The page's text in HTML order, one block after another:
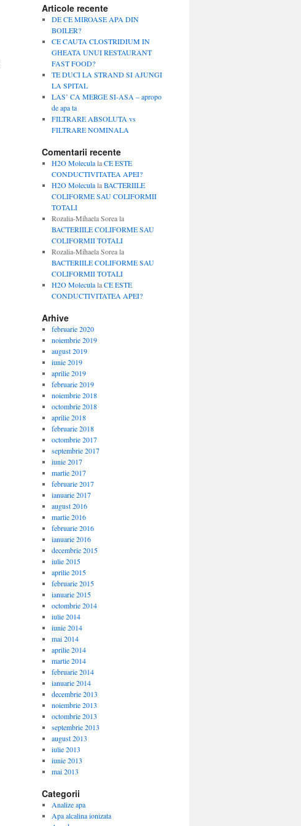
Articole recente
DE CE MIROASE APA DIN
BOILER?
CE CAUTA CLOSTRIDIUM IN
GHEATA UNUI RESTAURANT
FAST FOOD?
TE DUCI LA STRAND SI AJUNGI
LA SPITAL
LAS’ CA MERGE SI-ASA – apropo
de apa ta
FILTRARE ABSOLUTA vs
FILTRARE NOMINALA
Comentarii recente
H2O MoleculalaCE ESTE
CONDUCTIVITATEA APEI?
H2O MoleculalaBACTERIILE
COLIFORME SAU COLIFORMII
TOTALI
Rozalia-Mihaela Soreala
BACTERIILE COLIFORME SAU
COLIFORMII TOTALI
Rozalia-Mihaela Soreala
BACTERIILE COLIFORME SAU
COLIFORMII TOTALI
H2O MoleculalaCE ESTE
CONDUCTIVITATEA APEI?
Arhive
februarie 2020
noiembrie 2019
august 2019
iunie 2019
aprilie 2019
februarie 2019
noiembrie 2018
octombrie 2018
aprilie 2018
februarie 2018
octombrie 2017
septembrie 2017
iunie 2017
martie 2017
februarie 2017
ianuarie 2017
august 2016
martie 2016
februarie 2016
ianuarie 2016
decembrie 2015
iulie 2015
aprilie 2015
februarie 2015
ianuarie 2015
octombrie 2014
iulie 2014
iunie 2014
mai 2014
aprilie 2014
martie 2014
februarie 2014
ianuarie 2014
decembrie 2013
noiembrie 2013
octombrie 2013
septembrie 2013
august 2013
iulie 2013
iunie 2013
mai 2013
Categorii
Analize apa
Apa alcalina ionizata